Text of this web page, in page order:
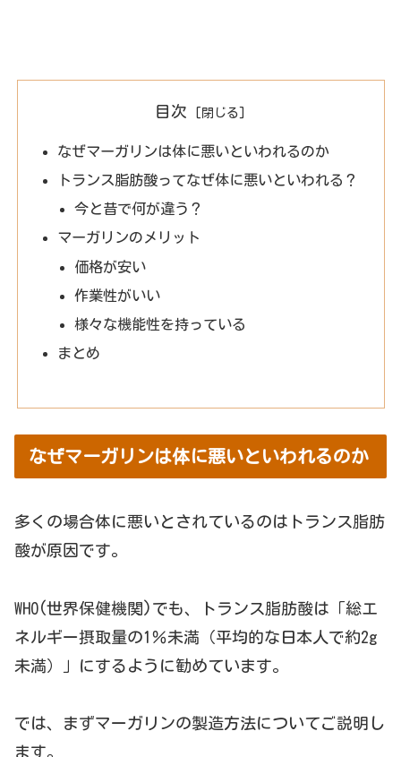
目次
なぜマーガリンは体に悪いといわれるのか
トランス脂肪酸ってなぜ体に悪いといわれる？
今と昔で何が違う？
マーガリンのメリット
価格が安い
作業性がいい
様々な機能性を持っている
まとめ
なぜマーガリンは体に悪いといわれるのか
多くの場合体に悪いとされているのはトランス脂肪
酸が原因です。
WHO(世界保健機関)でも、トランス脂肪酸は「総エ
ネルギー摂取量の1％未満（平均的な日本人で約2g
未満）」にするように勧めています。
では、まずマーガリンの製造方法についてご説明し
ます。